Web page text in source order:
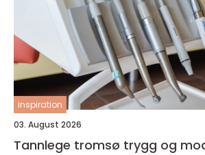
inspiration
03. August 2026
Tannlege tromsø trygg og moderne